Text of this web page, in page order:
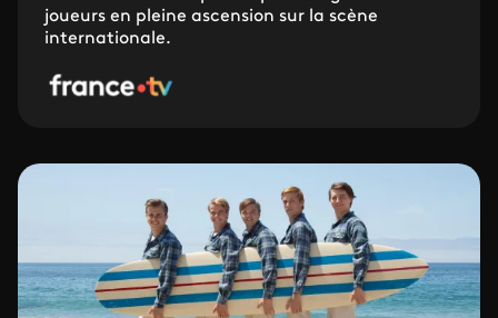
joueurs en pleine ascension sur la scène
internationale.